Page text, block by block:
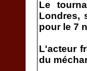
Le
Londres,
pour le 7
L'acteur
du